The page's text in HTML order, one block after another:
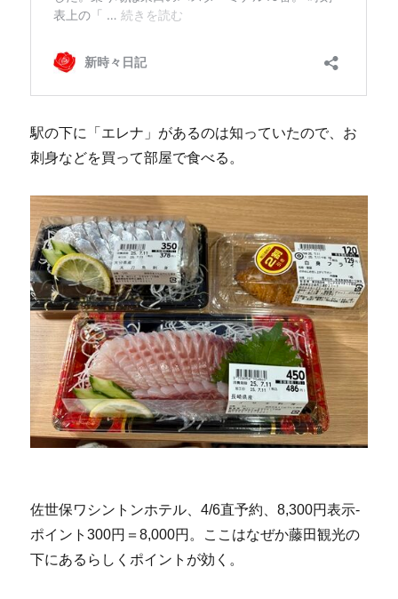
駅の下に「エレナ」があるのは知っていたので、お
刺身などを買って部屋で食べる。
佐世保ワシントンホテル、4/6直予約、8,300円表示-
ポイント300円＝8,000円。ここはなぜか藤田観光の
下にあるらしくポイントが効く。